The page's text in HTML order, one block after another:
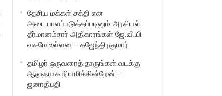
தேசிய மக்கள் சக்தி என
அடையாளப்படுத்தப்படினும் அரசியல்
தீர்மானம்சார் அதிகாரங்கள் ஜே.வி.பி
வசமே உள்ளன – கஜேந்திரகுமார்
தமிழர் ஒருவரைத் தாருங்கள் வடக்கு
ஆளுநராக நியமிக்கின்றேன் –
ஜனாதிபதி